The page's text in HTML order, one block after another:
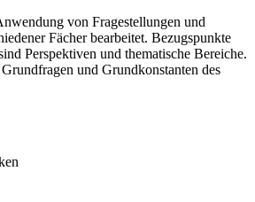
von Fragestellungen und
Fächer bearbeitet. Bezugspunkte
Perspektiven und thematische Bereiche.
und Grundkonstanten des